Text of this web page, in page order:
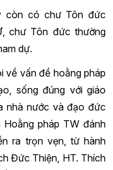
còn có chư Tôn đức
chư Tôn đức thường
dự.
về vấn đề hoằng pháp
sống đúng với giáo
nhà nước và đạo đức
pháp TW đánh
ra trọn vẹn, từ hành
Đức Thiện, HT. Thích